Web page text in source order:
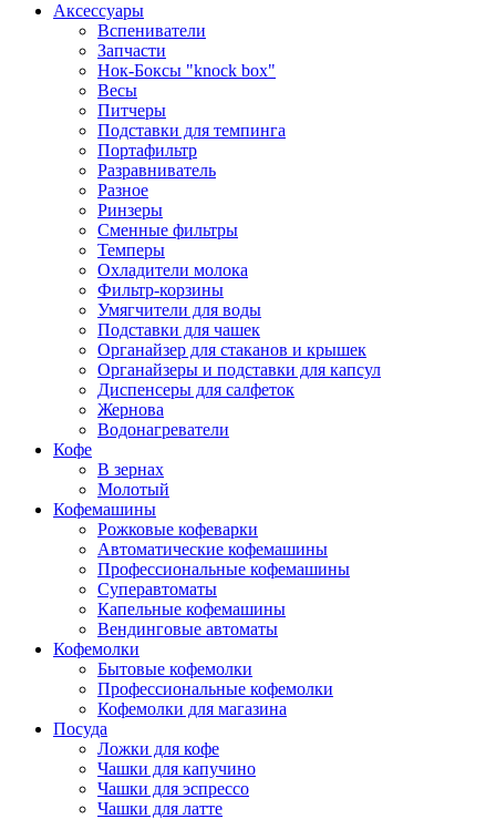
Аксессуары
Вспениватели
Запчасти
Нок-Боксы "knock box"
Весы
Питчеры
Подставки для темпинга
Портафильтр
Разравниватель
Разное
Ринзеры
Сменные фильтры
Темперы
Охладители молока
Фильтр-корзины
Умягчители для воды
Подставки для чашек
Органайзер для стаканов и крышек
Органайзеры и подставки для капсул
Диспенсеры для салфеток
Жернова
Водонагреватели
Кофе
В зернах
Молотый
Кофемашины
Рожковые кофеварки
Автоматические кофемашины
Профессиональные кофемашины
Суперавтоматы
Капельные кофемашины
Вендинговые автоматы
Кофемолки
Бытовые кофемолки
Профессиональные кофемолки
Кофемолки для магазина
Посуда
Ложки для кофе
Чашки для капучино
Чашки для эспрессо
Чашки для латте